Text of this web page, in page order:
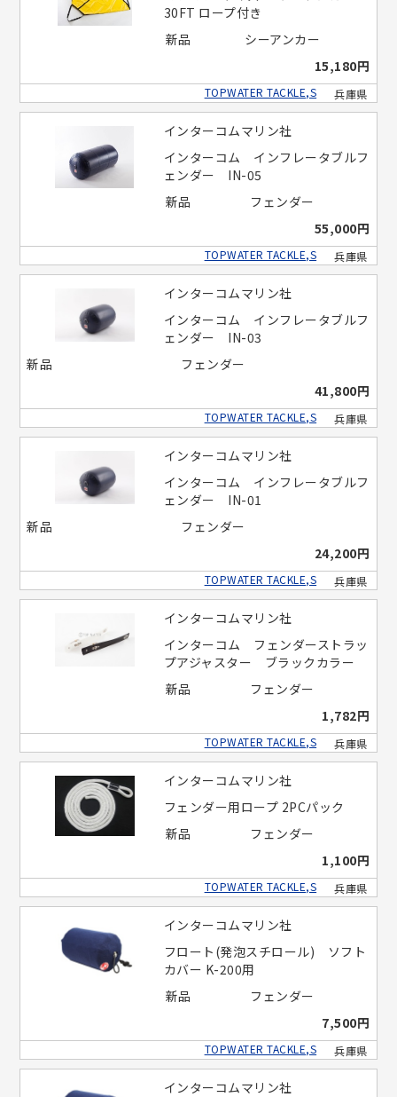
30FT ロープ付き
新品
シーアンカー
15,180円
兵庫県
TOPWATER TACKLE,S
インターコムマリン社
インターコム インフレータブルフ
ェンダー IN-05
新品
フェンダー
55,000円
兵庫県
TOPWATER TACKLE,S
インターコムマリン社
インターコム インフレータブルフ
ェンダー IN-03
新品
フェンダー
41,800円
兵庫県
TOPWATER TACKLE,S
インターコムマリン社
インターコム インフレータブルフ
ェンダー IN-01
新品
フェンダー
24,200円
兵庫県
TOPWATER TACKLE,S
インターコムマリン社
インターコム フェンダーストラッ
プアジャスター ブラックカラー
新品
フェンダー
1,782円
兵庫県
TOPWATER TACKLE,S
インターコムマリン社
フェンダー用ロープ 2PCパック
新品
フェンダー
1,100円
兵庫県
TOPWATER TACKLE,S
インターコムマリン社
フロート(発泡スチロール) ソフト
カバー K-200用
新品
フェンダー
7,500円
兵庫県
TOPWATER TACKLE,S
インターコムマリン社